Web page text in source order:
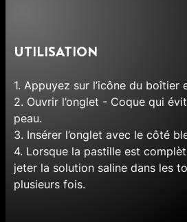
UTILISATION
1. Appuyez sur l’icône du boîtier
2. Ouvrir l’onglet - Coque qui
peau.
3. Insérer l’onglet avec le côté
4. Lorsque la pastille est
jeter la solution saline dans les
plusieurs fois.